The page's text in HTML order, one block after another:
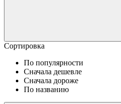
Сортировка
По популярности
Сначала дешевле
Сначала дороже
По названию